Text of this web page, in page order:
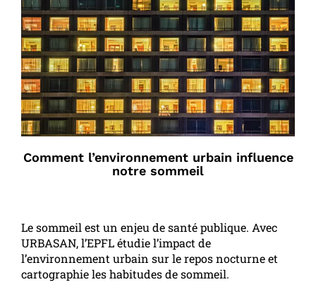
Comment l’environnement urbain influence
notre sommeil
Le sommeil est un enjeu de santé publique. Avec
URBASAN, l’EPFL étudie l’impact de
l’environnement urbain sur le repos nocturne et
cartographie les habitudes de sommeil.